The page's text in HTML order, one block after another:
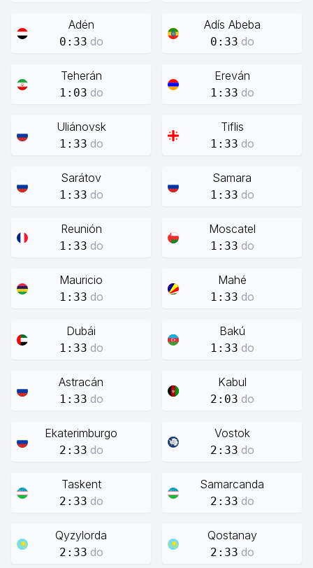
Adén
0:33 do
Adís Abeba
0:33 do
Teherán
1:03 do
Ereván
1:33 do
Uliánovsk
1:33 do
Tiflis
1:33 do
Sarátov
1:33 do
Samara
1:33 do
Reunión
1:33 do
Moscatel
1:33 do
Mauricio
1:33 do
Mahé
1:33 do
Dubái
1:33 do
Bakú
1:33 do
Astracán
1:33 do
Kabul
2:03 do
Ekaterimburgo
2:33 do
Vostok
2:33 do
Taskent
2:33 do
Samarcanda
2:33 do
Qyzylorda
2:33 do
Qostanay
2:33 do